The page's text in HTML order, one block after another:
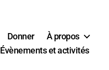
Donner
À propos
Évènements et activités